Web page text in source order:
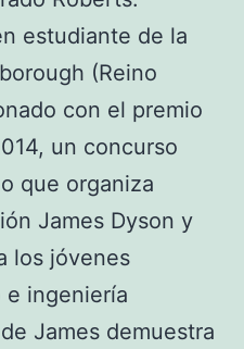
estudiante de la
(Reino
con el premio
un concurso
que organiza
James Dyson y
los jóvenes
e ingeniería
James demuestra